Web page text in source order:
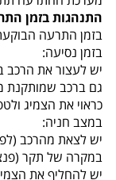
התנהגות בזמן
בזמן התרעה
בזמן נסיעה:
יש לעצור את הרכב
גם ברכב שמותקנת
כראוי את הצמיג
במצב חניה:
יש לצאת מהרכב
במקרה של תקר
יש להחליף את